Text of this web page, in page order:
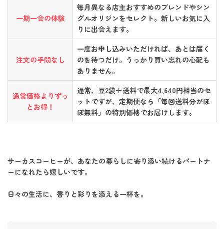
一期一会の体験
毎月異なる店主おすすめのブレンドやシン
グルオリジンをセレクト。新しいお気に入
りに出会えます。
注文の手間なし
一度お申し込みいただければ、あとは届く
のを待つだけ。うっかり買い忘れの心配も
ありません。
通常価格よりずっ
とお得！
通常、豆2袋＋送料で最大4,640円相当のセ
ットですが、定期便なら「毎回送料分がほ
ぼ無料」の特別価格でお届けします。
サーカスコーヒーが、あなたの暮らしに寄り添い続けるパートナ
ーになれたら嬉しいです。
日々の生活に、香りと彩りを添える一杯を。